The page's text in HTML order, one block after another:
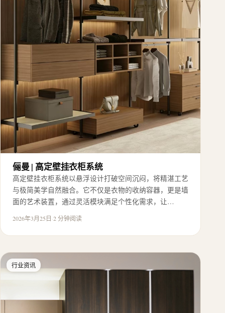
俪曼 | 高定壁挂衣柜系统
高定壁挂衣柜系统以悬浮设计打破空间沉闷，将精湛工艺
与极简美学自然融合。它不仅是衣物的收纳容器，更是墙
面的艺术装置，通过灵活模块满足个性化需求，让…
2026年3月25日·2 分钟阅读
行业资讯